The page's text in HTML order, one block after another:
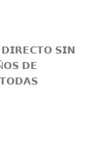
𝗦𝗜𝗡
𝗗𝗘